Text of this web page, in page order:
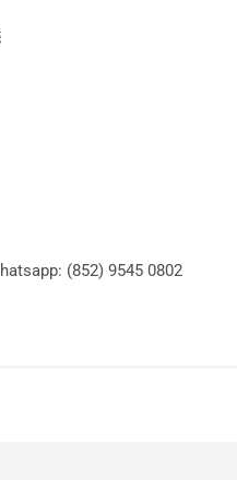
(852) 9545 0802